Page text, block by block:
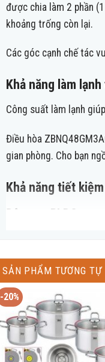
được chia làm 2 phần
khoảng trống còn lại.
Các góc cạnh chế tác
Khả năng làm
Công suất làm lạnh
Điều hòa
gian phòng. Cho bạn
Khả năng tiết
Động cơ BLDC
hoạt động cực êm ái và
Công nghệ Inverter
Giống như những chiếc
trì ở trạng thái hoạt
SẢN PHẨM TƯƠNG TỰ
-20%